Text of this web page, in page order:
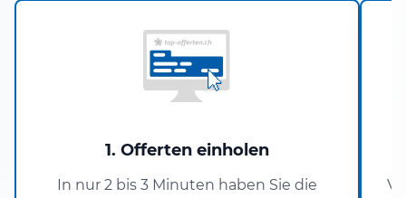
1. Offerten einholen
In nur 2 bis 3 Minuten haben Sie die